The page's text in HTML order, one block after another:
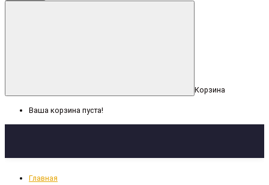
Корзина
Ваша корзина пуста!
Главная